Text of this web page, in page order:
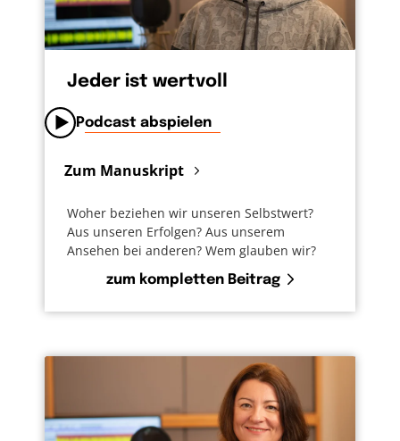
Jeder ist wertvoll
Podcast abspielen
Zum Manuskript
Woher beziehen wir unseren Selbstwert?
Aus unseren Erfolgen? Aus unserem
Ansehen bei anderen? Wem glauben wir?
zum kompletten Beitrag